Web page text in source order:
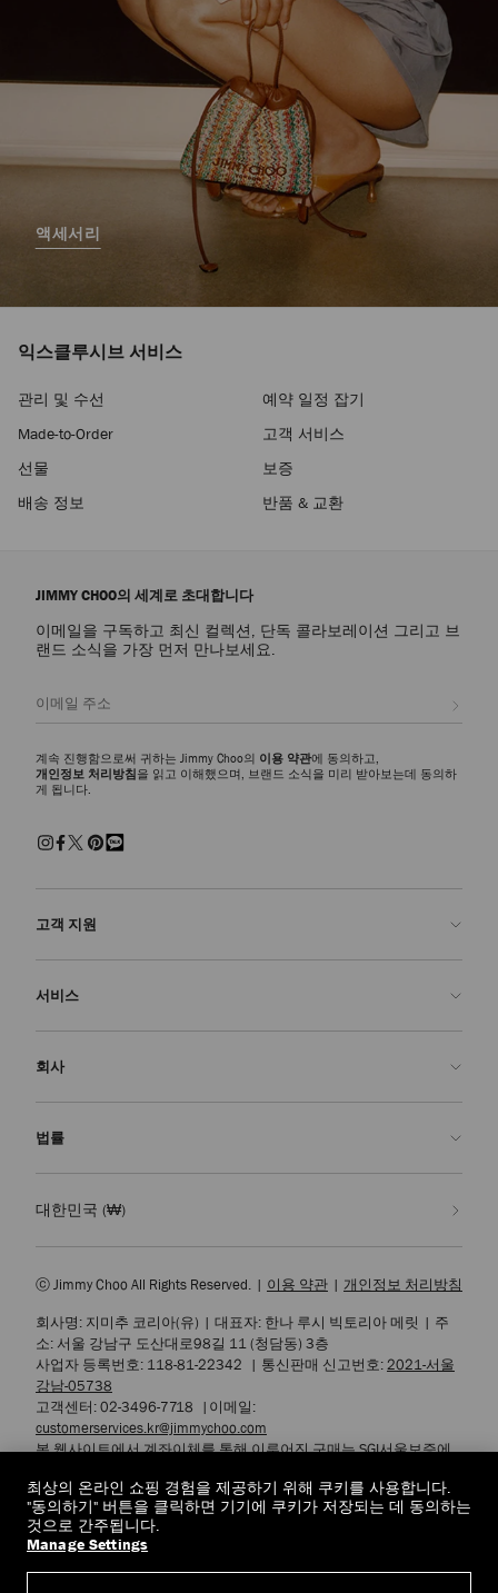
액세서리
익스클루시브 서비스
관리 및 수선
예약 일정 잡기
Made-to-Order
고객 서비스
선물
보증
배송 정보
반품 & 교환
JIMMY CHOO의 세계로 초대합니다
이메일을 구독하고 최신 컬렉션, 단독 콜라보레이션 그리고 브
랜드 소식을 가장 먼저 만나보세요.
계속 진행함으로써 귀하는 Jimmy Choo의 이용 약관에 동의하고,
개인정보 처리방침을 읽고 이해했으며, 브랜드 소식을 미리 받아보는데 동의하
게 됩니다.
고객 지원
FAQ
반품 신청
배송
서비스
주문 제작
품질 보증
회사
우리의 역사
우리의 영향력과 책임
장인정신의 연금술
채용
법률
이용 약관
개인정보 열람 요청서
기업 정책
쿠키 설정
접근성
대한민국 (₩)
ⓒ Jimmy Choo All Rights Reserved. | 이용 약관 | 개인정보 처리방침
회사명: 지미추 코리아(유) | 대표자: 한나 루시 빅토리아 메릿 | 주
소: 서울 강남구 도산대로98길 11 (청담동) 3층
사업자 등록번호: 118-81-22342 | 통신판매 신고번호:2021-서울
강남-05738
고객센터: 02-3496-7718 | 이메일:
customerservices.kr@jimmychoo.com
본 웹사이트에서 계좌이체를 통해 이루어진 구매는 SGI서울보증에
또한 에스크로 구매안전 서비스에 가입하여 고객님의 안전한 거래
를 보장하고 있습니다.
최상의 온라인 쇼핑 경험을 제공하기 위해 쿠키를 사용합니다.
"동의하기" 버튼을 클릭하면 기기에 쿠키가 저장되는 데 동의하는
것으로 간주됩니다.
Manage Settings